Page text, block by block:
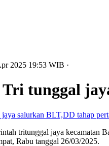
2025 19:53 WIB ·
tunggal
tritunggal jaya kecamatan
Rabu tanggal 26/03/2025.